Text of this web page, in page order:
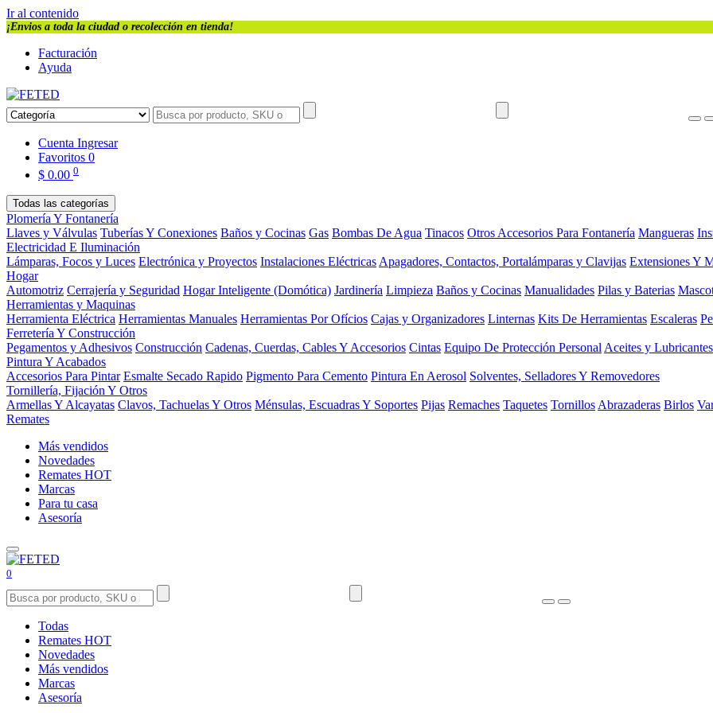
Ir al contenido
¡Envios a toda la ciudad o recolección en tienda!
Facturación
Ayuda
Cuenta Ingresar
Favoritos 0
$ 0.00 0
Todas las categorías
Plomería Y Fontanería
Llaves y Válvulas Tuberías Y Conexiones Baños y Cocinas Gas Bombas De Agua Tinacos Otros Accesorios Para Fontanería Mangueras
Electricidad E Iluminación
Lámparas, Focos y Luces Electrónica y Proyectos Instalaciones Eléctricas Apagadores, Contactos, Portalámparas y Clavijas Extensiones Y
Hogar
Automotriz Cerrajería y Seguridad Hogar Inteligente (Domótica) Jardinería Limpieza Baños y Cocinas Manualidades Pilas y Baterias
Herramientas y Maquinas
Herramienta Eléctrica Herramientas Manuales Herramientas Por Ofícios Cajas y Organizadores Linternas Kits De Herramientas Escaleras
Ferretería Y Construcción
Pegamentos y Adhesivos Construcción Cadenas, Cuerdas, Cables Y Accesorios Cintas Equipo De Protección Personal Aceites y Lubricantes
Pintura Y Acabados
Accesorios Para Pintar Esmalte Secado Rapido Pigmento Para Cemento Pintura En Aerosol Solventes, Selladores Y Removedores
Tornillería, Fijación Y Otros
Armellas Y Alcayatas Clavos, Tachuelas Y Otros Ménsulas, Escuadras Y Soportes Pijas Remaches Taquetes Tornillos Abrazaderas Birlos
Remates
Más vendidos
Novedades
Remates HOT
Marcas
Para tu casa
Asesoría
0
Todas
Remates HOT
Novedades
Más vendidos
Marcas
Asesoría